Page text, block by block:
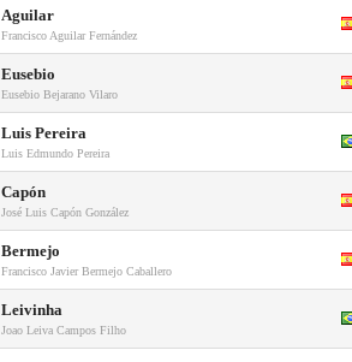
Aguilar
Francisco Aguilar Fernández
Eusebio
Eusebio Bejarano Vilaro
Luis Pereira
Luis Edmundo Pereira
Capón
José Luis Capón González
Bermejo
Francisco Javier Bermejo Caballero
Leivinha
Joao Leiva Campos Filho